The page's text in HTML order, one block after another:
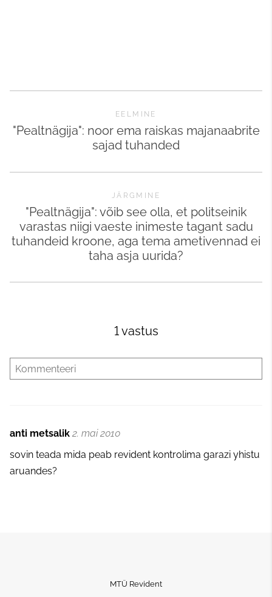
EELMINE
"Pealtnägija": noor ema raiskas majanaabrite
sajad tuhanded
JÄRGMINE
"Pealtnägija": võib see olla, et politseinik
varastas niigi vaeste inimeste tagant sadu
tuhandeid kroone, aga tema ametivennad ei
taha asja uurida?
1 vastus
anti metsalik 2. mai 2010
sovin teada mida peab revident kontrolima garazi yhistu
aruandes?
MTÜ Revident